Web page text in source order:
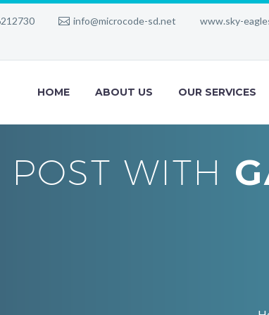
info@microcode-sd.net
www.sky-
HOME ABOUT US OUR SERVICES
POST WITH